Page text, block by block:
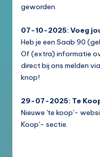
geworden.
07-10-2025: Voeg
Heb je een Saab 90
Of (extra) informatie
direct bij ons melden
knop!
29-07-2025: Te
Nieuwe 'te koop'-
Koop'- sectie.